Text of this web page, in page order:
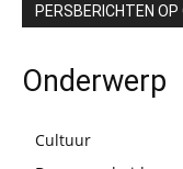
PERSBERICHTEN OP
Onderwerp
Cultuur